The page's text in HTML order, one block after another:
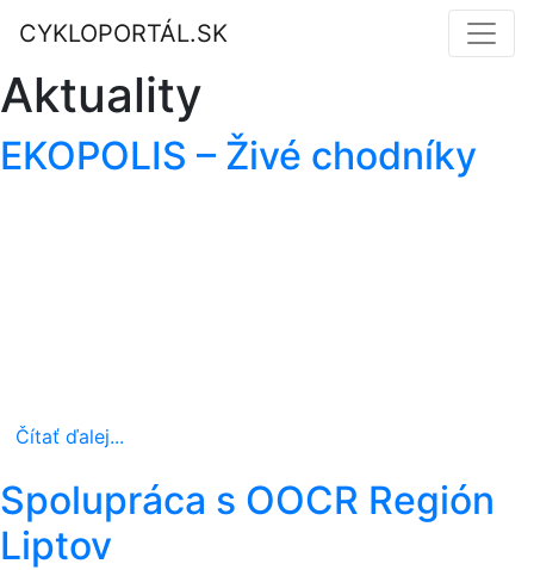
CYKLOPORTÁL.SK
Aktuality
EKOPOLIS – Živé chodníky
Čítať ďalej...
Spolupráca s OOCR Región
Liptov